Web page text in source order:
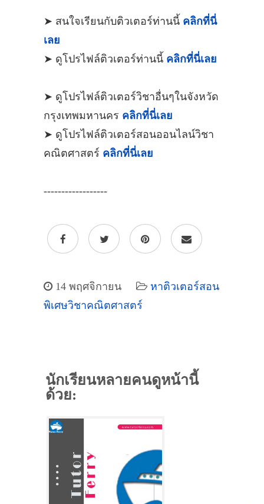
➤ สนใจเรียนกับติวเตอร์ท่านนี้ คลิกที่นี่
เลย
➤ ดูโปรไฟล์ติวเตอร์ท่านนี้ คลิกที่นี่เลย
➤ ดูโปรไฟล์ติวเตอร์วิชาอื่นๆในจังหวัด
กรุงเทพมหานคร คลิกที่นี่เลย
➤ ดูโปรไฟล์ติวเตอร์สอนออนไลน์วิชา
คณิตศาสตร์ คลิกที่นี่เลย
------------------
14 พฤศจิกายน
หาติวเตอร์สอน
พิเศษวิชาคณิตศาสตร์
นักเรียนหลายคนดูหน้านี้
ด้วย: